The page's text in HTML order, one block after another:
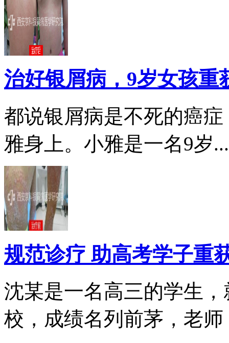
治好银屑病，9岁女孩重
都说银屑病是不死的癌
雅身上。小雅是一名9岁...
规范诊疗 助高考学子重
沈某是一名高三的学生
校，成绩名列前茅，老师